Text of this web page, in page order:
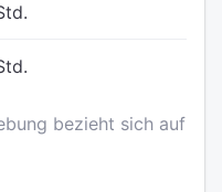
bezieht sich auf